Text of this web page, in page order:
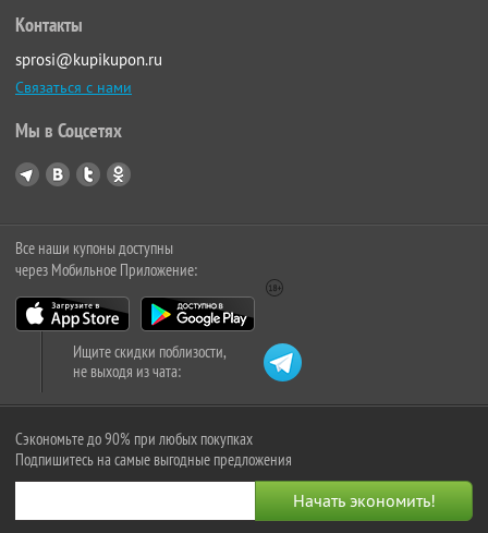
Контакты
sprosi@kupikupon.ru
Связаться с нами
Мы в Соцсетях
Все наши купоны доступны
через Мобильное Приложение:
Ищите скидки поблизости,
не выходя из чата:
Сэкономьте до 90% при любых покупках
Подпишитесь на самые выгодные предложения